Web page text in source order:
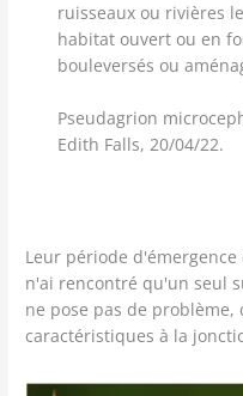
ruisseaux ou rivières
habitat ouvert ou en
bouleversés ou
Pseudagrion
Edith Falls, 20/04/22.
Leur période
n'ai rencontré qu'un seul
ne pose pas de problème,
caractéristiques à la